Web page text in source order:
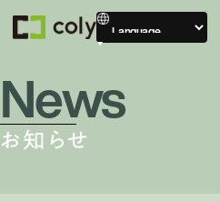
News
お知らせ